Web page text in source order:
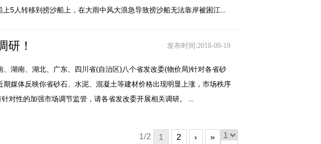
5人转移到捞沙船上，在大雨中风大浪急导致捞沙船无法靠岸被困江...
研！ 发布时间:2018-09-19
湖南、湖北、广东、四川省(自治区)八个省发改委(物价局)针对各省砂
媒体反映你省砂石、水泥、混凝土等建材价格出现明显上涨，市场秩序
对性的加强市场调节监管，请各省发改委开展相关调研。 ...
1/2 1 2 › »